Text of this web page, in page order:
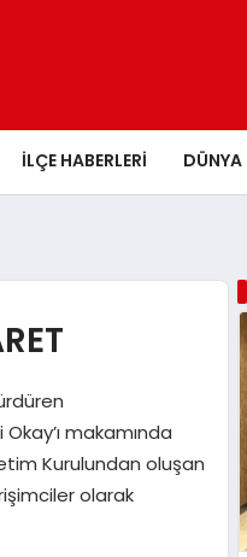
İLÇE HABERLERI DÜNYA
makamında
Kurulundan oluşan
olarak